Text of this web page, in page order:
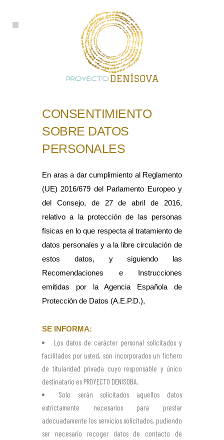
CONSENTIMIENTO
SOBRE DATOS
PERSONALES
En aras a dar cumplimiento al Reglamento
(UE) 2016/679 del Parlamento Europeo y
del Consejo, de 27 de abril de 2016,
relativo a la protección de las personas
físicas en lo que respecta al tratamiento de
datos personales y a la libre circulación de
estos datos, y siguiendo las
Recomendaciones e Instrucciones
emitidas por la Agencia Española de
Protección de Datos (A.E.P.D.),
SE INFORMA:
Los datos de carácter personal solicitados y
facilitados por usted, son incorporados un fichero
de titularidad privada cuyo responsable y único
destinatario es PROYECTO DENISOBA.
Solo serán solicitados aquellos datos
estrictamente necesarios para prestar
adecuadamente los servicios solicitados, pudiendo
ser necesario recoger datos de contacto de